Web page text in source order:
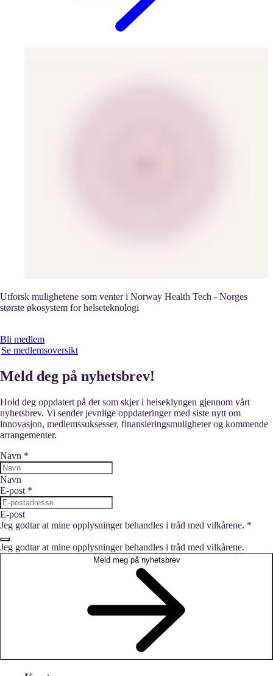
Utforsk mulighetene som venter i Norway Health Tech - Norges
største økosystem for helseteknologi
Bli medlem
Se medlemsoversikt
Meld deg på nyhetsbrev!
Hold deg oppdatert på det som skjer i helseklyngen gjennom vårt
nyhetsbrev. Vi sender jevnlige oppdateringer med siste nytt om
innovasjon, medlemssuksesser, finansieringsmuligheter og kommende
arrangementer.
Navn *
Navn
E-post *
E-post
Jeg godtar at mine opplysninger behandles i tråd med vilkårene. *
Jeg godtar at mine opplysninger behandles i tråd med vilkårene.
Meld meg på nyhetsbrev